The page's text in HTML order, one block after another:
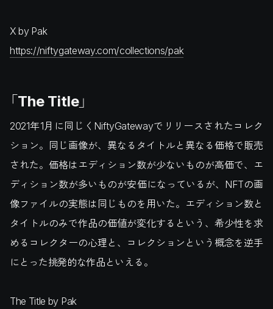
X by Pak
https://niftygateway.com/collections/pak
「The Title」
2021年1月に同じくNiftyGatewayでリリースされたコレク
ション。同じ画像が、異なるタイトルと異なる価格で販売
された。価格はエディション数が少ないものが高価で、エ
ディション数が多いものが安価になっているが、NFTの画
像ファイルの実態は同じものを用いた。エディション数と
タイトルのみで作品の価値が変化するという、希少性を求
めるコレクターの心理と、コレクションという概念を逆手
にとった挑発的な作品といえる。
The Title by Pak